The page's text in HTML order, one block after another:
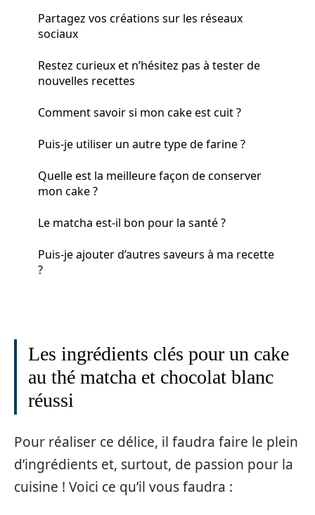
Partagez vos créations sur les réseaux
sociaux
Restez curieux et n’hésitez pas à tester de
nouvelles recettes
Comment savoir si mon cake est cuit ?
Puis-je utiliser un autre type de farine ?
Quelle est la meilleure façon de conserver
mon cake ?
Le matcha est-il bon pour la santé ?
Puis-je ajouter d’autres saveurs à ma recette
?
Les ingrédients clés pour un cake
au thé matcha et chocolat blanc
réussi
Pour réaliser ce délice, il faudra faire le plein
d’ingrédients et, surtout, de passion pour la
cuisine ! Voici ce qu’il vous faudra :